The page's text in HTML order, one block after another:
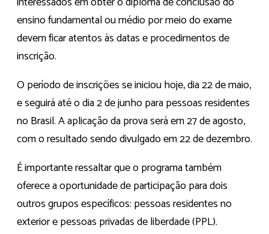
ensino fundamental ou médio por meio do exame
devem ficar atentos às datas e procedimentos de
inscrição.
O período de inscrições se iniciou hoje, dia 22 de maio,
e seguirá até o dia 2 de junho para pessoas residentes
no Brasil. A aplicação da prova será em 27 de agosto,
com o resultado sendo divulgado em 22 de dezembro.
É importante ressaltar que o programa também
oferece a oportunidade de participação para dois
outros grupos específicos: pessoas residentes no
exterior e pessoas privadas de liberdade (PPL).